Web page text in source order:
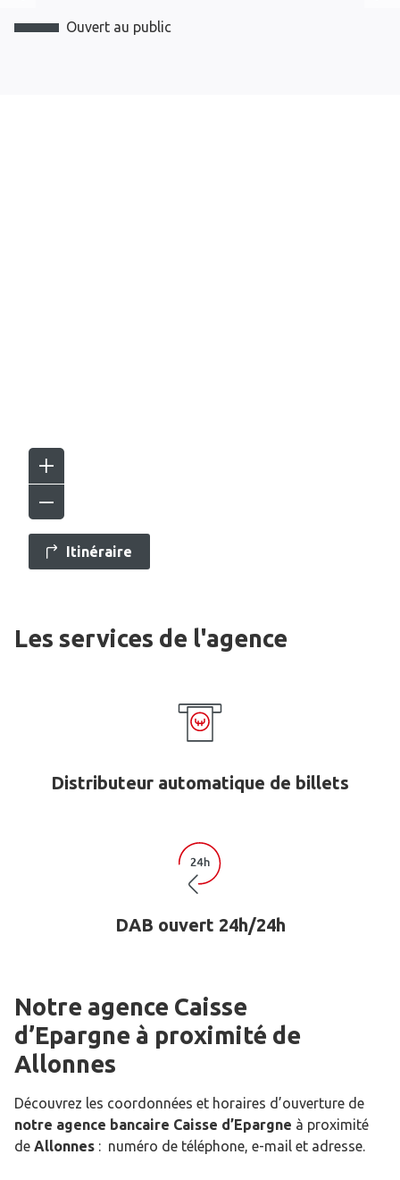
Ouvert au public
Itinéraire
Les services de l'agence
Distributeur automatique de billets
DAB ouvert 24h/24h
Notre agence Caisse
d’Epargne à proximité de
Allonnes
Découvrez les coordonnées et horaires d’ouverture de
notre agence bancaire Caisse d’Epargne à proximité
de Allonnes : numéro de téléphone, e-mail et adresse.